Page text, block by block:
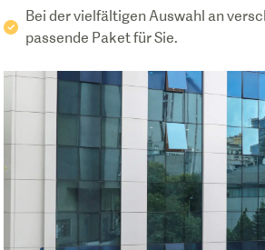
Bei der vielfältigen Auswahl an
passende Paket für Sie.